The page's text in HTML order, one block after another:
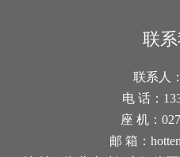
坏导致的。检查空气阀的
密封件，并确保其完好无
损，建议及时换上新的密
分支，磁力泵是一种将永
磁联轴的工作原理应用于
离心泵的新产品。磁力泵
主要应用于电脑水冷系
泉，工艺品，咖啡机，饮
水机，无土栽培，洗牙
联
联系人
电 话：
座 机：
邮 箱：